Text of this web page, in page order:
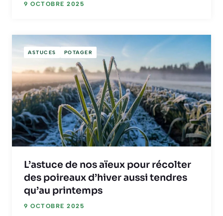
9 OCTOBRE 2025
ASTUCES POTAGER
L’astuce de nos aïeux pour récolter
des poireaux d’hiver aussi tendres
qu’au printemps
9 OCTOBRE 2025